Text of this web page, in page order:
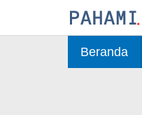
Beranda